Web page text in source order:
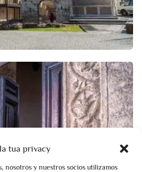
tua privacy
nosotros y nuestros socios utilizamos